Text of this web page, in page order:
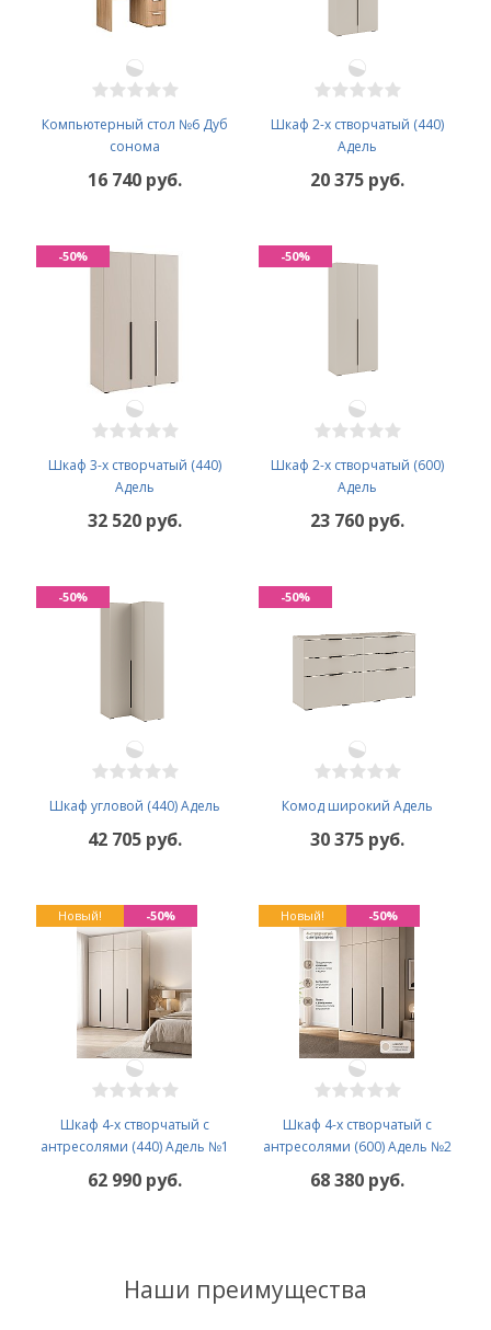
Компьютерный стол №6 Дуб
сонома
16 740 руб.
Шкаф 2-х створчатый (440)
Адель
20 375 руб.
Шкаф 3-х створчатый (440)
Адель
32 520 руб.
-50%
Шкаф 2-х створчатый (600)
Адель
23 760 руб.
-50%
Шкаф угловой (440) Адель
42 705 руб.
-50%
Комод широкий Адель
30 375 руб.
-50%
Шкаф 4-х створчатый с
антресолями (440) Адель №1
62 990 руб.
Новый! -50%
Шкаф 4-х створчатый с
антресолями (600) Адель №2
68 380 руб.
Новый! -50%
Наши преимущества